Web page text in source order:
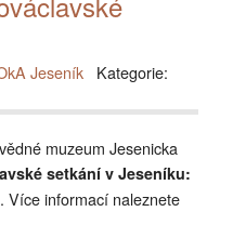
Jeseník Kategorie:
muzeum Jesenicka
setkání v Jeseníku:
. Více informací naleznete